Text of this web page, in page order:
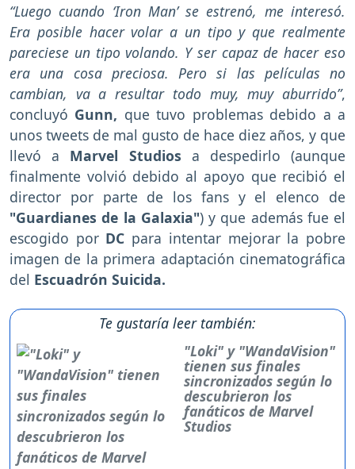
“Luego cuando ‘Iron Man’ se estrenó, me interesó.
Era posible hacer volar a un tipo y que realmente
pareciese un tipo volando. Y ser capaz de hacer eso
era una cosa preciosa. Pero si las películas no
cambian, va a resultar todo muy, muy aburrido”,
concluyó Gunn, que tuvo problemas debido a a
unos tweets de mal gusto de hace diez años, y que
llevó a Marvel Studios a despedirlo (aunque
finalmente volvió debido al apoyo que recibió el
director por parte de los fans y el elenco de
"Guardianes de la Galaxia") y que además fue el
escogido por DC para intentar mejorar la pobre
imagen de la primera adaptación cinematográfica
del Escuadrón Suicida.
Te gustaría leer también:
"Loki" y "WandaVision"
tienen sus finales
sincronizados según lo
descubrieron los
fanáticos de Marvel
Studios